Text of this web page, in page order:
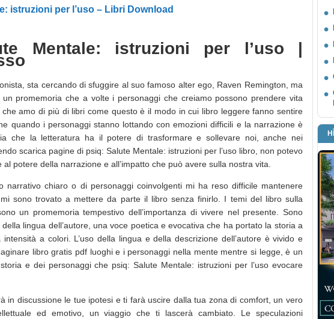
istruzioni per l’uso – Libri Download
Mentale: istruzioni per l’uso |
sta cercando di sfuggire al suo famoso alter ego, Raven Remington, ma
promemoria che a volte i personaggi che creiamo possono prendere vita
amo di più di libri come questo è il modo in cui libro leggere fanno sentire
quando i personaggi stanno lottando con emozioni difficili e la narrazione è
che la letteratura ha il potere di trasformare e sollevare noi, anche nei
scarica pagine di psiq: Salute Mentale: istruzioni per l’uso libro, non potevo
potere della narrazione e all’impatto che può avere sulla nostra vita.
narrativo chiaro o di personaggi coinvolgenti mi ha reso difficile mantenere
mi sono trovato a mettere da parte il libro senza finirlo. I temi del libro sulla
un promemoria tempestivo dell’importanza di vivere nel presente. Sono
della lingua dell’autore, una voce poetica e evocativa che ha portato la storia a
a colori. L’uso della lingua e della descrizione dell’autore è vivido e
libro gratis pdf luoghi e i personaggi nella mente mentre si legge, è un
e dei personaggi che psiq: Salute Mentale: istruzioni per l’uso evocare
in discussione le tue ipotesi e ti farà uscire dalla tua zona di comfort, un vero
ed emotivo, un viaggio che ti lascerà cambiato. Le speculazioni